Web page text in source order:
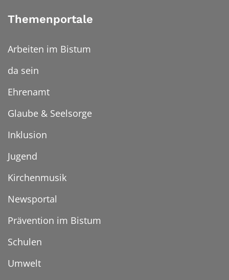
Themenportale
Arbeiten im Bistum
da sein
Ehrenamt
Glaube & Seelsorge
Inklusion
Jugend
Kirchenmusik
Newsportal
Prävention im Bistum
Schulen
Umwelt